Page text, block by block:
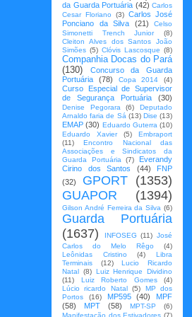
da Guarda Portuária (42) Carlos
Cesar Floriano
(3) Carlos José
Ponciano da Silva
(21)
Celso
Simonetti Trench Junior
(8)
Cleiton Alves dos Santos João
Simões (5) Clóvis Lascosque (8)
Companhia Docas do Pará
(130)
Concurso da Guarda
Portuária
(78) Copa 2014 (4)
Curso Especial de Supervisor
de Segurança Portuária
(30)
Denise Pegorara (6)
Deputado
Arnaldo faria de Sá (13) Dise (13)
EMAP (30) Eduardo Guterra (10)
Eduardo Xavier
(5)
Embraport
(11)
Encontro Nacional das
Associações e Sindicatos da
Guarda Portuária
(7)
Everandy
Cirino dos Santos
(44)
FNP
(32)
GPORT (1353)
GUAPOR
(1394)
Gilson André Ferreira da Silva (6)
Guarda Portuária
(1637)
INFOSEG (11) José
Carlos do Melo Rêgo
(4)
Leônidas Cristino
(4)
Libra
Terminais
(12)
Lucio Ricardo
Natal (8) Luiz Henrique Dividino
(11)
Luiz Roberto Gomes
(4)
Lúcio ricardo Natal (5)
MP dos
Portos
(16) MP595 (40)
MPF
(58)
MPT (58) MPT-SP
(6)
Manifestação dos Estivadores (7)